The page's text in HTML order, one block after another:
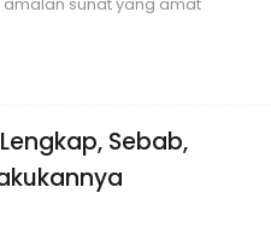
Sebab,